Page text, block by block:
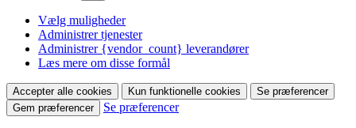
Vælg muligheder
Administrer tjenester
Administrer {vendor_count} leverandører
Læs mere om disse formål
Accepter alle cookies Kun funktionelle cookies
Se præferencer
Gem præferencer
Se præferencer